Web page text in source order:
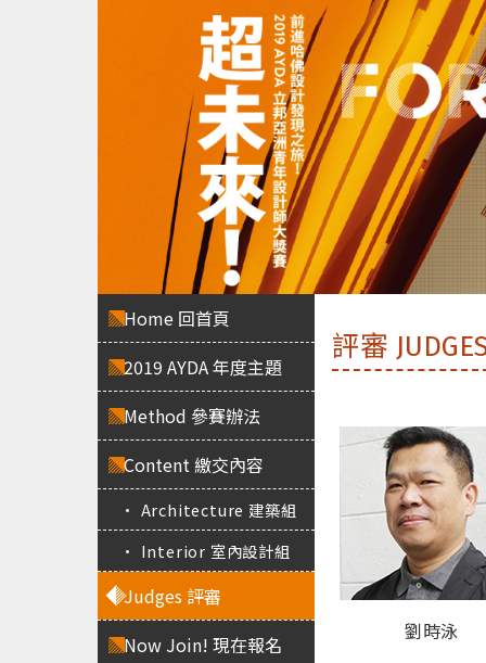
立邦、設計比賽、油漆、顏色、AYDA
Home 回首頁
2019 AYDA 年度主題
Method 參賽辦法
Content 繳交內容
• Architecture 建築組
• Interior 室內設計組
Judges 評審
Now Join! 現在報名
評審
劉時泳